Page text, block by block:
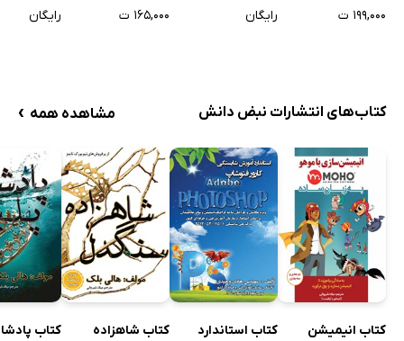
۱۹۹,۰۰۰ ت
رایگان
۱۶۵,۰۰۰ ت
رایگان
کتاب‌های انتشارات نبض دانش مشاهده همه ›
کتاب انیمیشن
کتاب استاندارد
کتاب شاهزاده
کتاب